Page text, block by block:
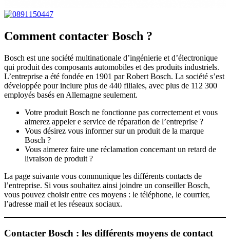
Comment contacter Bosch ?
Bosch est une société multinationale d’ingénierie et d’électronique
qui produit des composants automobiles et des produits industriels.
L’entreprise a été fondée en 1901 par Robert Bosch. La société s’est
développée pour inclure plus de 440 filiales, avec plus de 112 300
employés basés en Allemagne seulement.
Votre produit Bosch ne fonctionne pas correctement et vous
aimerez appeler e service de réparation de l’entreprise ?
Vous désirez vous informer sur un produit de la marque
Bosch ?
Vous aimerez faire une réclamation concernant un retard de
livraison de produit ?
La page suivante vous communique les différents contacts de
l’entreprise. Si vous souhaitez ainsi joindre un conseiller Bosch,
vous pouvez choisir entre ces moyens : le téléphone, le courrier,
l’adresse mail et les réseaux sociaux.
Contacter Bosch : les différents moyens de contact